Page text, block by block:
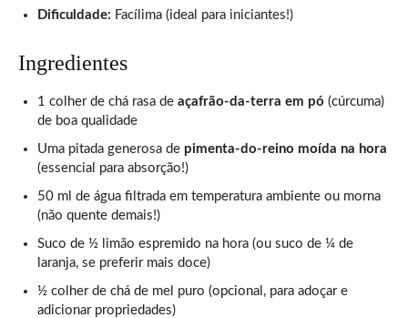
Dificuldade: Facílima (ideal para iniciantes!)
Ingredientes
1 colher de chá rasa de açafrão-da-terra em pó (cúrcuma)
de boa qualidade
Uma pitada generosa de pimenta-do-reino moída na hora
(essencial para absorção!)
50 ml de água filtrada em temperatura ambiente ou morna
(não quente demais!)
Suco de ½ limão espremido na hora (ou suco de ¼ de
laranja, se preferir mais doce)
½ colher de chá de mel puro (opcional, para adoçar e
adicionar propriedades)